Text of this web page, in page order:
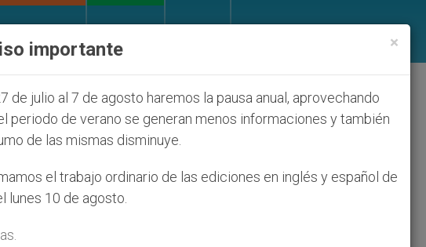
×
importante
de julio al 7 de agosto haremos la pausa anual, aprovechando
periodo de verano se generan menos informaciones y también
de las mismas disminuye.
el trabajo ordinario de las ediciones en inglés y español de
lunes 10 de agosto.